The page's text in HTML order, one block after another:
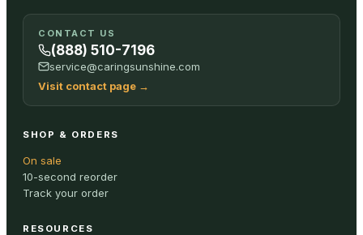
CONTACT US
(888) 510-7196
service@caringsunshine.com
Visit contact page →
SHOP & ORDERS
On sale
10-second reorder
Track your order
RESOURCES